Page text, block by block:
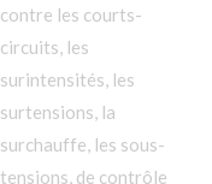
contre les courts-
circuits, les
surintensités, les
surtensions, la
surchauffe, les sous-
tensions, de contrôle